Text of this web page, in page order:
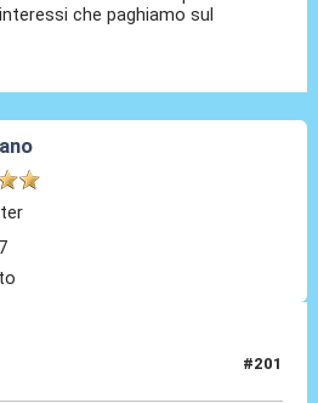
che paghiamo sul
#201